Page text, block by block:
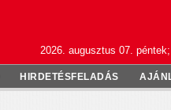
2026. augusztus 07.
HIRDETÉSFELADÁS